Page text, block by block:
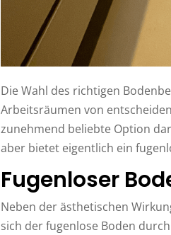
Die Wahl des richtigen
Arbeitsräumen von
zunehmend beliebte Option
aber bietet eigentlich ein
Fugenloser
Neben der ästhetischen
sich der fugenlose Boden